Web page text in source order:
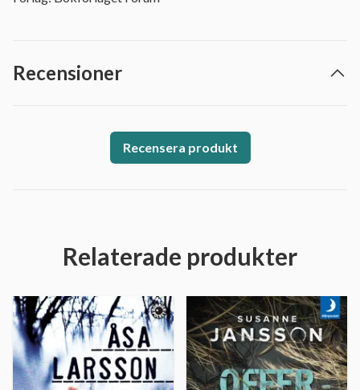
Recensioner
Recensera produkt
Relaterade produkter